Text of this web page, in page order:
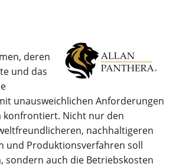
deren
und das
unausweichlichen Anforderungen
konfrontiert. Nicht nur den
nachhaltigeren
und Produktionsverfahren soll
sondern auch die Betriebskosten